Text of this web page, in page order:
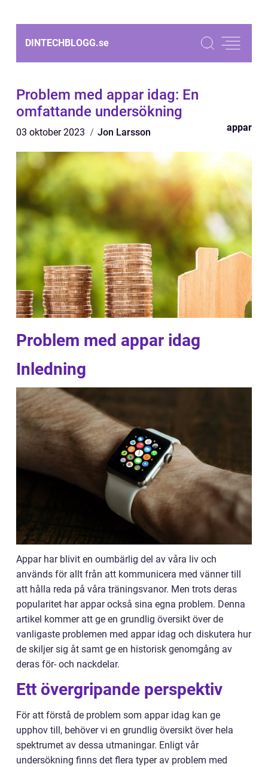
DINTECHBLOGG.se
Problem med appar idag: En
omfattande undersökning
03 oktober 2023 Jon Larsson appar
Problem med appar idag
Inledning
Appar har blivit en oumbärlig del av våra liv och
används för allt från att kommunicera med vänner till
att hålla reda på våra träningsvanor. Men trots deras
popularitet har appar också sina egna problem. Denna
artikel kommer att ge en grundlig översikt över de
vanligaste problemen med appar idag och diskutera hur
de skiljer sig åt samt ge en historisk genomgång av
deras för- och nackdelar.
Ett övergripande perspektiv
För att förstå de problem som appar idag kan ge
upphov till, behöver vi en grundlig översikt över hela
spektrumet av dessa utmaningar. Enligt vår
undersökning finns det flera typer av problem med